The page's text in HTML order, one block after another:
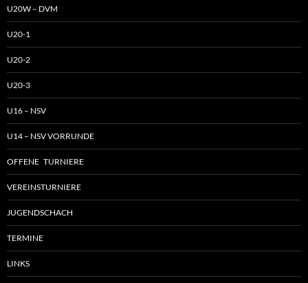
U20W – DVM
U20-1
U20-2
U20-3
U16 – NSV
U14 – NSV VORRUNDE
OFFENE TURNIERE
VEREINSTURNIERE
JUGENDSCHACH
TERMINE
LINKS